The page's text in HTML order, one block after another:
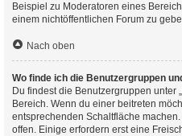
Beispiel zu Moderatoren eines
einem nichtöffentlichen Forum zu
Nach oben
Wo finde ich die Benutzergruppen
Du findest die Benutzergruppen unter
Bereich. Wenn du einer beitreten
entsprechenden Schaltfläche
offen. Einige erfordern erst eine